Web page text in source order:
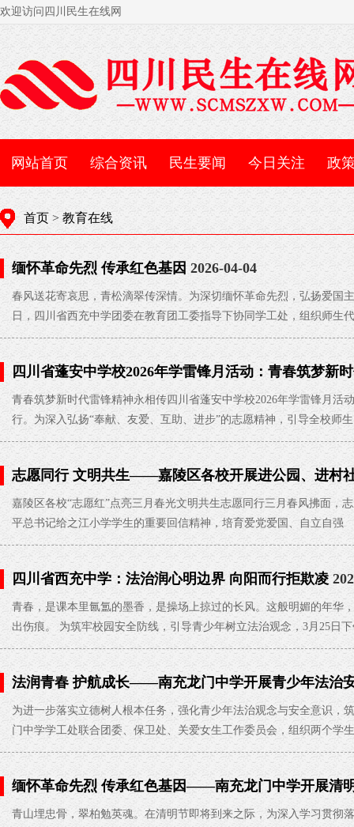
欢迎访问四川民生在线网
网站首页 综合资讯 民生要闻 今日关注 政
首页 > 教育在线
缅怀革命先烈 传承红色基因 2026-04-04
春风送花寄哀思，青松滴翠传深情。为深切缅怀革命先烈，弘扬爱国
日，四川省西充中学团委在教育团工委指导下协同学工处，组织师生
四川省蓬安中学校2026年学雷锋月活动：青春筑梦新
02
青春筑梦新时代雷锋精神永相传四川省蓬安中学校2026年学雷锋月活
行。为深入弘扬“奉献、友爱、互助、进步”的志愿精神，引导全校师生
志愿同行 文明共生——嘉陵区各校开展进公园、进村
嘉陵区各校“志愿红”点亮三月春光文明共生志愿同行三月春风拂面，
平总书记给之江小学学生的重要回信精神，培育爱党爱国、自立自强
四川省西充中学：法治润心明边界 向阳而行拒欺凌
青春，是课本里氤氲的墨香，是操场上掠过的长风。这般明媚的年华
出伤痕。 为筑牢校园安全防线，引导青少年树立法治观念，3月25日
法润青春 护航成长——南充龙门中学开展青少年法治
为进一步落实立德树人根本任务，强化青少年法治观念与安全意识，
门中学学工处联合团委、保卫处、关爱女生工作委员会，组织两个学
缅怀革命先烈 传承红色基因——南充龙门中学开展清
03-28
青山埋忠骨，翠柏勉英魂。在清明节即将到来之际，为深入学习贯彻